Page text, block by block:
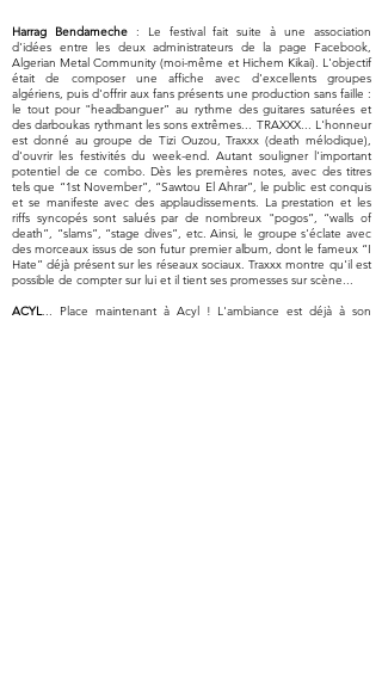
Harrag Bendameche : Le festival fait suite à une association
d'idées entre les deux administrateurs de la page Facebook,
Algerian Metal Community (moi-même et Hichem Kikai). L'objectif
était de composer une affiche avec d'excellents groupes
algériens, puis d'offrir aux fans présents une production sans faille :
le tout pour "headbanguer” au rythme des guitares saturées et
des darboukas rythmant les sons extrêmes... TRAXXX... L'honneur
est donné au groupe de Tizi Ouzou, Traxxx (death mélodique),
d'ouvrir les festivités du week-end. Autant souligner l'important
potentiel de ce combo. Dès les premères notes, avec des titres
tels que “1st November”, “Sawtou El Ahrar”, le public est conquis
et se manifeste avec des applaudissements. La prestation et les
riffs syncopés sont salués par de nombreux "pogos”, “walls of
death”, “slams”, “stage dives”, etc. Ainsi, le groupe s'éclate avec
des morceaux issus de son futur premier album, dont le fameux “I
Hate” déjà présent sur les réseaux sociaux. Traxxx montre qu'il est
possible de compter sur lui et il tient ses promesses sur scène...
ACYL... Place maintenant à Acyl ! L'ambiance est déjà à son